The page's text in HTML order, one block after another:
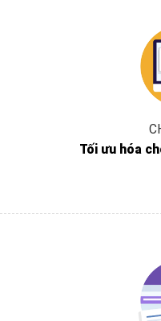
Tối ưu hóa